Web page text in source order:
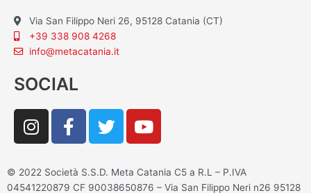
Via San Filippo Neri 26, 95128 Catania (CT)
+39 338 908 4268
info@metacatania.it
SOCIAL
I
n
t
a
F
a
e
b
T
w
t
t
Y
o
t
u
© 2022 Società S.S.D. Meta Catania C5 a R.L – P.IVA
04541220879 CF 90038650876 – Via San Filippo Neri n26 95128